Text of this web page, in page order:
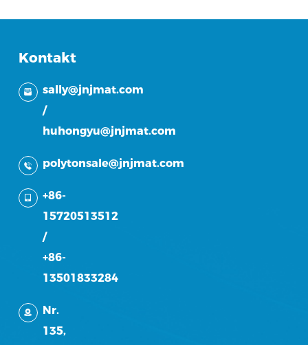
Kontakt
sally@jnjmat.com
/
huhongyu@jnjmat.com
polytonsale@jnjmat.com
+86-
15720513512
/
+86-
13501833284
Nr.
135,